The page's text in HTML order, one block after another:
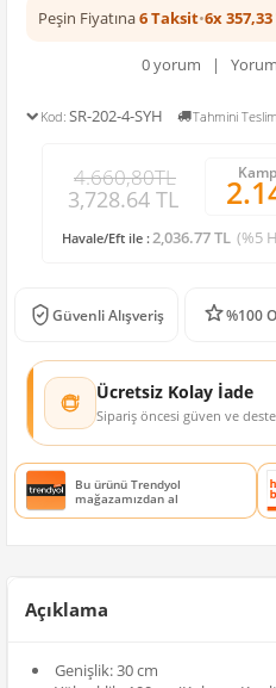
Peşin Fiyatına6 Taksit•6x 357,33
0 yorum | Yorum
Kod: SR-202-4-SYH Tahmini
4.660,80TL
3,728.64 TL
Havale/Eft ile :2,036.77 TL (%5
Güvenli Alışveriş %100
Ücretsiz Kolay İade
Sipariş öncesi güven ve
Bu ürünü Trendyol
mağazamızdan al
Açıklama
Genişlik: 30 cm